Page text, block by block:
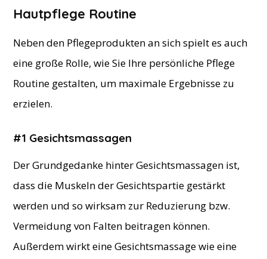
Hautpflege Routine
Neben den Pflegeprodukten an sich spielt es auch
eine große Rolle, wie Sie Ihre persönliche Pflege
Routine gestalten, um maximale Ergebnisse zu
erzielen.
#1 Gesichtsmassagen
Der Grundgedanke hinter Gesichtsmassagen ist,
dass die Muskeln der Gesichtspartie gestärkt
werden und so wirksam zur Reduzierung bzw.
Vermeidung von Falten beitragen können.
Außerdem wirkt eine Gesichtsmassage wie eine